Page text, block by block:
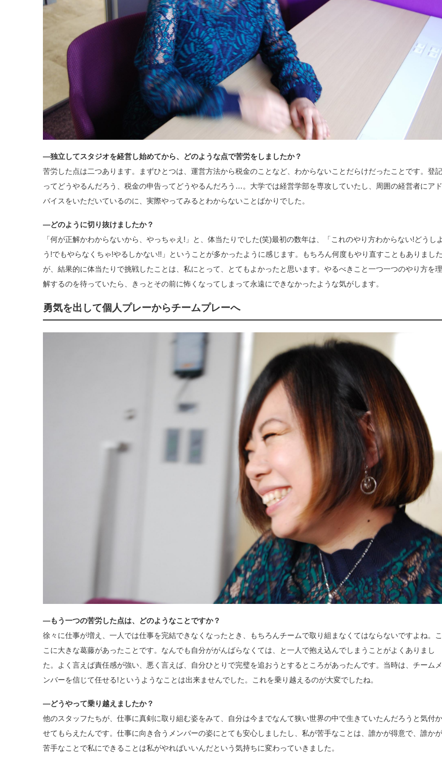
―独立してスタジオを経営し始めてから、どのような点で苦労をしましたか？
苦労した点は二つあります。まずひとつは、運営方法から税金のことなど、わからないことだらけだったことです。登記
ってどうやるんだろう、税金の申告ってどうやるんだろう…。大学では経営学部を専攻していたし、周囲の経営者にアド
バイスをいただいているのに、実際やってみるとわからないことばかりでした。
―どのように切り抜けましたか？
「何が正解かわからないから、やっちゃえ!」と、体当たりでした(笑)最初の数年は、「これのやり方わからない!どうしよ
う!でもやらなくちゃ!やるしかない!!」ということが多かったように感じます。もちろん何度もやり直すこともありました
が、結果的に体当たりで挑戦したことは、私にとって、とてもよかったと思います。やるべきこと一つ一つのやり方を理
解するのを待っていたら、きっとその前に怖くなってしまって永遠にできなかったような気がします。
勇気を出して個人プレーからチームプレーへ
―もう一つの苦労した点は、どのようなことですか？
徐々に仕事が増え、一人では仕事を完結できなくなったとき、もちろんチームで取り組まなくてはならないですよね。こ
こに大きな葛藤があったことです。なんでも自分ががんばらなくては、と一人で抱え込んでしまうことがよくありまし
た。よく言えば責任感が強い、悪く言えば、自分ひとりで完璧を追おうとするところがあったんです。当時は、チームメ
ンバーを信じて任せる!というようなことは出来ませんでした。これを乗り越えるのが大変でしたね。
―どうやって乗り越えましたか？
他のスタッフたちが、仕事に真剣に取り組む姿をみて、自分は今までなんて狭い世界の中で生きていたんだろうと気付か
せてもらえたんです。仕事に向き合うメンバーの姿にとても安心しましたし、私が苦手なことは、誰かが得意で、誰かが
苦手なことで私にできることは私がやればいいんだという気持ちに変わっていきました。